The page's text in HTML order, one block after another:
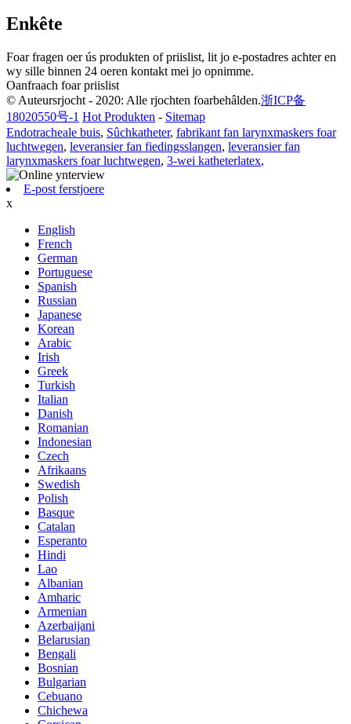
Enkête
Foar fragen oer ús produkten of priislist, lit jo e-postadres achter en
wy sille binnen 24 oeren kontakt mei jo opnimme.
Oanfraach foar priislist
© Auteursrjocht - 2020: Alle rjochten foarbehâlden.浙ICP备
18020550号-1 Hot Produkten - Sitemap
Endotracheale buis, Sûchkatheter, fabrikant fan larynxmaskers foar
luchtwegen, leveransier fan fiedingsslangen, leveransier fan
larynxmaskers foar luchtwegen, 3-wei katheterlatex,
E-post ferstjoere
x
English
French
German
Portuguese
Spanish
Russian
Japanese
Korean
Arabic
Irish
Greek
Turkish
Italian
Danish
Romanian
Indonesian
Czech
Afrikaans
Swedish
Polish
Basque
Catalan
Esperanto
Hindi
Lao
Albanian
Amharic
Armenian
Azerbaijani
Belarusian
Bengali
Bosnian
Bulgarian
Cebuano
Chichewa